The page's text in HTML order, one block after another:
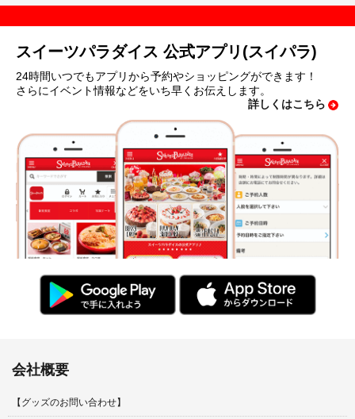
スイーツパラダイス 公式アプリ(スイパラ)
24時間いつでもアプリから予約やショッピングができます！
さらにイベント情報などをいち早くお伝えします。
詳しくはこちら
会社概要
【グッズのお問い合わせ】